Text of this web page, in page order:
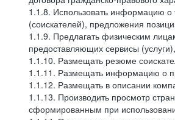
1.1.8. Использовать информацию о
(соискателей), предложения
1.1.9. Предлагать физическим
предоставляющих сервисы
1.1.10. Размещать резюме
1.1.11. Размещать информацию о
1.1.12. Размещать в описании
1.1.13. Производить просмотр
сформированным при